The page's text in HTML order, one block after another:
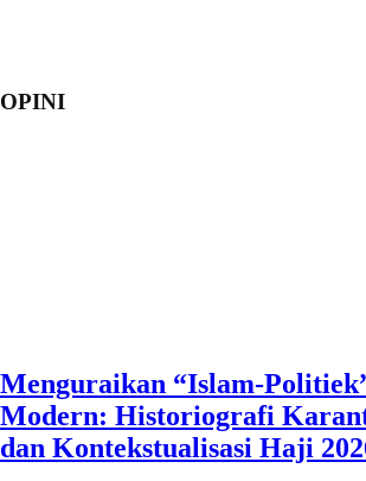
OPINI
Menguraikan “Islam-
Modern: Historiografi
dan Kontekstualisasi Haji